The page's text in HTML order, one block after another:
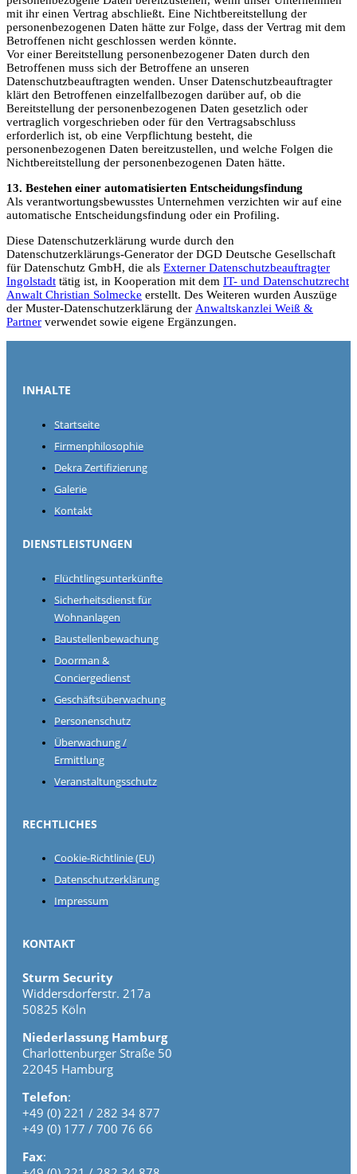
mit ihr einen Vertrag abschließt. Eine Nichtbereitstellung der
personenbezogenen Daten hätte zur Folge, dass der Vertrag mit dem
Betroffenen nicht geschlossen werden könnte.
Vor einer Bereitstellung personenbezogener Daten durch den
Betroffenen muss sich der Betroffene an unseren
Datenschutzbeauftragten wenden. Unser Datenschutzbeauftragter
klärt den Betroffenen einzelfallbezogen darüber auf, ob die
Bereitstellung der personenbezogenen Daten gesetzlich oder
vertraglich vorgeschrieben oder für den Vertragsabschluss
erforderlich ist, ob eine Verpflichtung besteht, die
personenbezogenen Daten bereitzustellen, und welche Folgen die
Nichtbereitstellung der personenbezogenen Daten hätte.
13. Bestehen einer automatisierten Entscheidungsfindung
Als verantwortungsbewusstes Unternehmen verzichten wir auf eine
automatische Entscheidungsfindung oder ein Profiling.
Diese Datenschutzerklärung wurde durch den
Datenschutzerklärungs-Generator der DGD Deutsche Gesellschaft
für Datenschutz GmbH, die als Externer Datenschutzbeauftragter
Ingolstadt tätig ist, in Kooperation mit dem IT- und Datenschutzrecht
Anwalt Christian Solmecke erstellt. Des Weiteren wurden Auszüge
der Muster-Datenschutzerklärung der Anwaltskanzlei Weiß &
Partner verwendet sowie eigene Ergänzungen.
INHALTE
Startseite
Firmenphilosophie
Dekra Zertifizierung
Galerie
Kontakt
DIENSTLEISTUNGEN
Flüchtlingsunterkünfte
Sicherheitsdienst für
Wohnanlagen
Baustellenbewachung
Doorman &
Conciergedienst
Geschäftsüberwachung
Personenschutz
Überwachung /
Ermittlung
Veranstaltungsschutz
RECHTLICHES
Cookie-Richtlinie (EU)
Datenschutzerklärung
Impressum
KONTAKT
Sturm Security
Widdersdorferstr. 217a
50825 Köln
Niederlassung Hamburg
Charlottenburger Straße 50
22045 Hamburg
Telefon:
+49 (0) 221 / 282 34 877
+49 (0) 177 / 700 76 66
Fax: